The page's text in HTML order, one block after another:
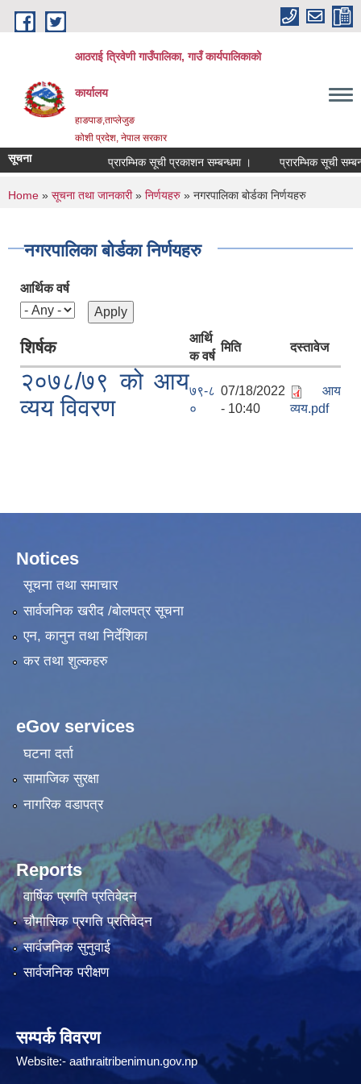
Skip to main content
आठराई त्रिवेणी गाउँपालिका, गाउँ कार्यपालिकाको
कार्यालय
हाङपाङ,ताप्लेजुङ
कोशी प्रदेश, नेपाल सरकार
सूचना प्रारम्भिक सूची प्रकाशन सम्बन्धमा । प्रारम्भिक सूची
You are here
Home » सूचना तथा जानकारी» निर्णयहरु » नगरपालिका बोर्डका निर्णयहरु
नगरपालिका बोर्डका निर्णयहरु
आर्थिक वर्ष
शिर्षक
आर्थि
क वर्ष
मिति दस्तावेज
२०७८/७९ को आय
व्यय विवरण
७९-८
०
07/18/2022
- 10:40
आय
व्यय.pdf
Notices
सूचना तथा समाचार
सार्वजनिक खरीद /बोलपत्र सूचना
एन, कानुन तथा निर्देशिका
कर तथा शुल्कहरु
eGov services
घटना दर्ता
सामाजिक सुरक्षा
नागरिक वडापत्र
Reports
वार्षिक प्रगति प्रतिवेदन
चौमासिक प्रगति प्रतिवेदन
सार्वजनिक सुनुवाई
सार्वजनिक परीक्षण
सम्पर्क विवरण
Website:-aathraitribenimun.gov.np